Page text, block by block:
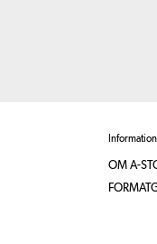
Information
OM A-